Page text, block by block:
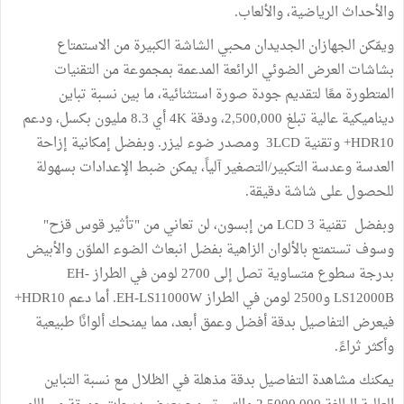
والأحداث الرياضية، والألعاب.
ويمّكن الجهازان الجديدان محبي الشاشة الكبيرة من الاستمتاع
بشاشات العرض الضوئي الرائعة المدعمة بمجموعة من التقنيات
المتطورة معًا لتقديم جودة صورة استثنائية، ما بين نسبة تباين
ديناميكية عالية تبلغ 2,500,000، ودقة 4K أي 8.3 مليون بكسل، ودعم
HDR10+ وتقنية 3LCD ومصدر ضوء ليزر. وبفضل إمكانية إزاحة
العدسة وعدسة التكبير/التصغير آلياً، يمكن ضبط الإعدادات بسهولة
للحصول على شاشة دقيقة.
وبفضل تقنية 3 LCD من إبسون، لن تعاني من "تأثير قوس قزح"
وسوف تستمتع بالألوان الزاهية بفضل انبعاث الضوء الملوّن والأبيض
بدرجة سطوع متساوية تصل إلى 2700 لومن في الطراز EH-
LS12000B و2500 لومن في الطراز EH-LS11000W. أما دعم HDR10+
فيعرض التفاصيل بدقة أفضل وعمق أبعد، مما يمنحك ألوانًا طبيعية
وأكثر ثراءً.
يمكنك مشاهدة التفاصيل بدقة مذهلة في الظلال مع نسبة التباين